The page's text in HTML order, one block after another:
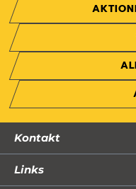
Kontakt
Links